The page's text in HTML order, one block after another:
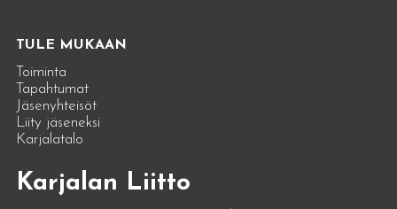
TULE MUKAAN
Toiminta
Tapahtumat
Jäsenyhteisöt
Liity jäseneksi
Karjalatalo
Karjalan Liitto